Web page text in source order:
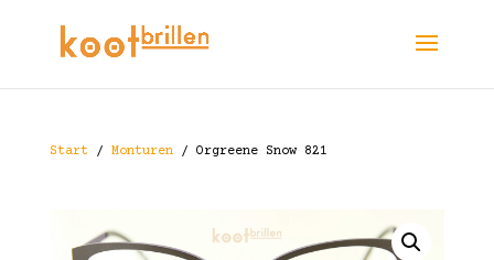
Start/ Monturen/ Orgreene Snow 821